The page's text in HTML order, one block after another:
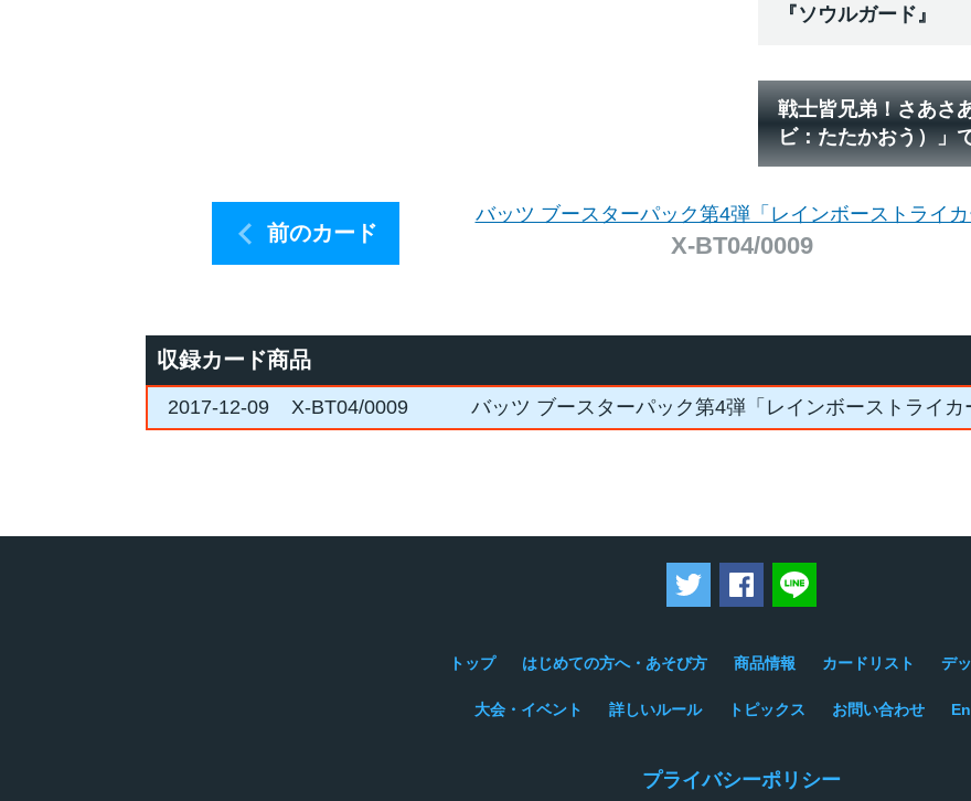
『ソウルガード』
戦士皆兄弟！さあさ
ビ：たたかおう）」
前のカード
バッツ ブースターパック第4弾「レインボーストライカ
X-BT04/0009
収録カード商品
2017-12-09 X-BT04/0009 バッツ ブースターパック第4弾「レインボーストライカ
ツイートするFacebookでシェアする
トップ はじめての方へ・あそび方 商品情報 カードリスト デ
大会・イベント 詳しいルール トピックス お問い合わせ
プライバシーポリシー